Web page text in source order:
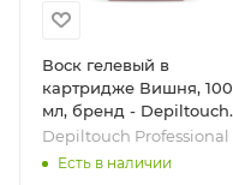
Воск гелевый в
картридже Вишня, 100
мл, бренд - Depiltouch
Professional
Depiltouch Professional
Есть в наличии